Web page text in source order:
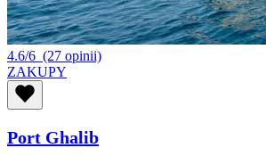
4.6/6 (27 opinii)
ZAKUPY
Port Ghalib